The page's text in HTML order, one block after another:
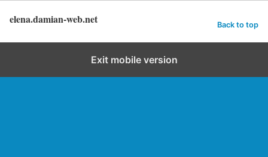
elena.damian-web.net Back to top
Exit mobile version